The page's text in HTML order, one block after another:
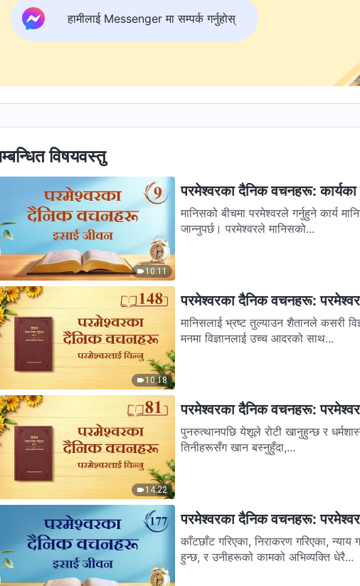
हामीलाई Messenger मा सम्पर्क गर्नुहोस्
विषयवस्तु
10:11
परमेश्‍वरका दैनिक वचनहरू:
मानिसको बीचमा परमेश्‍वरले गर्नुहुने कार्य
जान्‍नुपर्छ। परमेश्‍वरले मानिसको...
10:18
परमेश्‍वरका दैनिक वचनहरू:
मानिसलाई भ्रष्ट तुल्याउन शैतानले कसरी विज्ञानको प्रयोग गर्छ
मनमा विज्ञानलाई उच्‍च आदरको साथ...
14:22
परमेश्‍वरका दैनिक वचनहरू:
पुनरुत्थानपछि येशूले रोटी खानुहुन्छ र धर्मशास्‍त्रको व्याख्या गर्नुहुन्छ
तिनीहरूसँग खान बस्‍नुहुँदा,...
परमेश्‍वरका दैनिक वचनहरू:
काँटछाँट गरिएका, निराकरण गरिएका,
हुन्छ, र उनीहरूको कामको अभिव्यक्ति धेरै...